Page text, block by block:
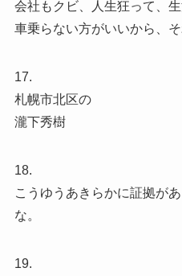
会社もクビ、人生狂って、生
車乗らない方がいいから、そ
17.
札幌市北区の
瀧下秀樹
18.
こうゆうあきらかに証拠が
な。
19.